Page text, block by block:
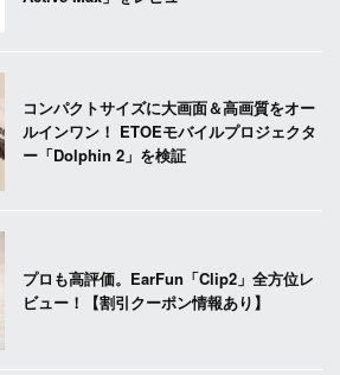
コンパクトサイズに大画面＆高画質をオー
ルインワン！ ETOEモバイルプロジェクタ
ー「Dolphin 2」を検証
プロも高評価。EarFun「Clip2」全方位レ
ビュー！【割引クーポン情報あり】